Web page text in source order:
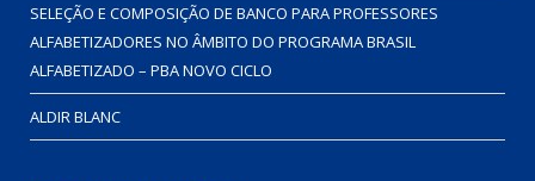
SELEÇÃO E COMPOSIÇÃO DE BANCO PARA PROFESSORES
ALFABETIZADORES NO ÂMBITO DO PROGRAMA BRASIL
ALFABETIZADO – PBA NOVO CICLO
ALDIR BLANC